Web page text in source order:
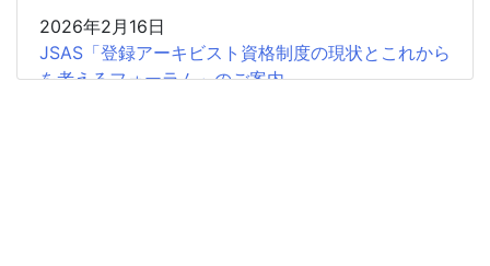
2026年2月16日
JSAS「登録アーキビスト資格制度の現状とこれから
を考えるフォーラム」のご案内